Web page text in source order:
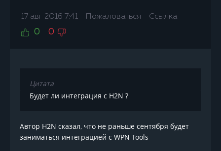
17 авг 2016 7:41 Пожаловаться Ссылка
0 0
Цитата
Будет ли интеграция с H2N ?
Автор H2N сказал, что не раньше сентября будет
заниматься интеграцией с WPN Tools